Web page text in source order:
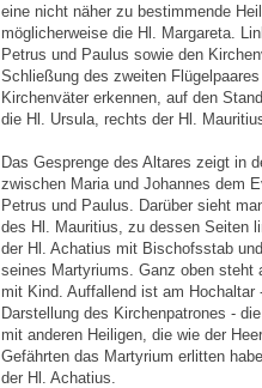
eine nicht näher zu bestimmende
möglicherweise die Hl. Margareta.
Petrus und Paulus sowie den
Schließung des zweiten
Kirchenväter erkennen, auf den
die Hl. Ursula, rechts der Hl.
Das Gesprenge des Altares zeigt in
zwischen Maria und Johannes dem
Petrus und Paulus. Darüber sieht
des Hl. Mauritius, zu dessen Seiten
der Hl. Achatius mit Bischofsstab
seines Martyriums. Ganz oben steht
mit Kind. Auffallend ist am Hochaltar
Darstellung des Kirchenpatrones -
mit anderen Heiligen, die wie der
Gefährten das Martyrium erlitten
der Hl. Achatius.